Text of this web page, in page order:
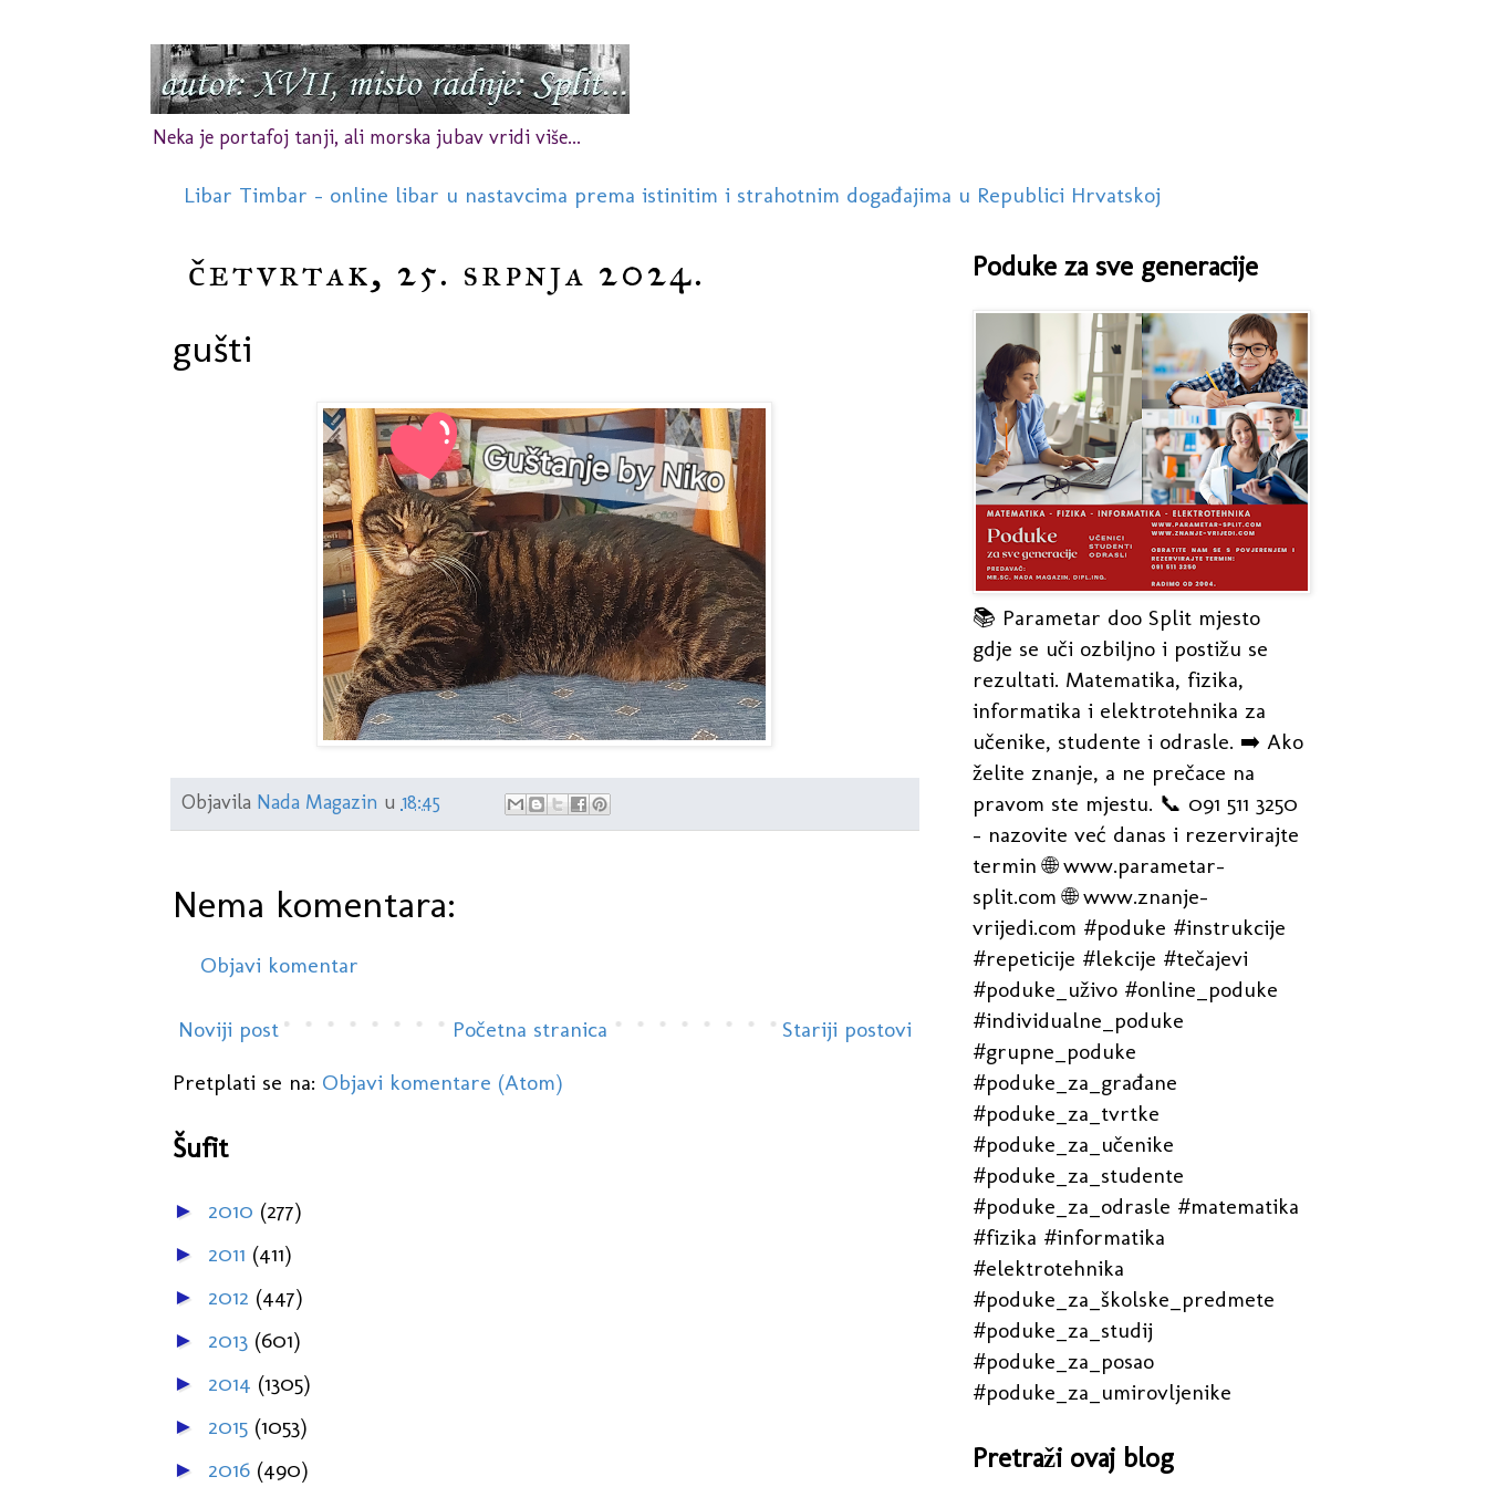
Neka je portafoj tanji, ali morska jubav vridi više...
Libar Timbar - online libar u nastavcima prema istinitim i strahotnim događajima u Republici Hrvatskoj
četvrtak, 25. srpnja 2024.
gušti
Objavila Nada Magazin u 18:45
Nema komentara:
Objavi komentar
Noviji post Stariji postovi
Početna stranica
Pretplati se na: Objavi komentare (Atom)
Šufit
► 2010 (277)
► 2011 (411)
► 2012 (447)
► 2013 (601)
► 2014 (1305)
► 2015 (1053)
► 2016 (490)
Poduke za sve generacije
📚 Parametar doo Split mjesto
gdje se uči ozbiljno i postižu se
rezultati. Matematika, fizika,
informatika i elektrotehnika za
učenike, studente i odrasle. ➡️ Ako
želite znanje, a ne prečace na
pravom ste mjestu. 📞 091 511 3250
- nazovite već danas i rezervirajte
termin 🌐 www.parametar-
split.com 🌐 www.znanje-
vrijedi.com #poduke #instrukcije
#repeticije #lekcije #tečajevi
#poduke_uživo #online_poduke
#individualne_poduke
#grupne_poduke
#poduke_za_građane
#poduke_za_tvrtke
#poduke_za_učenike
#poduke_za_studente
#poduke_za_odrasle #matematika
#fizika #informatika
#elektrotehnika
#poduke_za_školske_predmete
#poduke_za_studij
#poduke_za_posao
#poduke_za_umirovljenike
Pretraži ovaj blog